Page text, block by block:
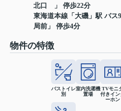
北口 」 停歩22分
東海道本線 「 大磯 」駅 バ
局前」 停歩4分
物件の特徴
バストイレ
別
室内洗濯機
置場
TVモニ
付きイン
ーホン